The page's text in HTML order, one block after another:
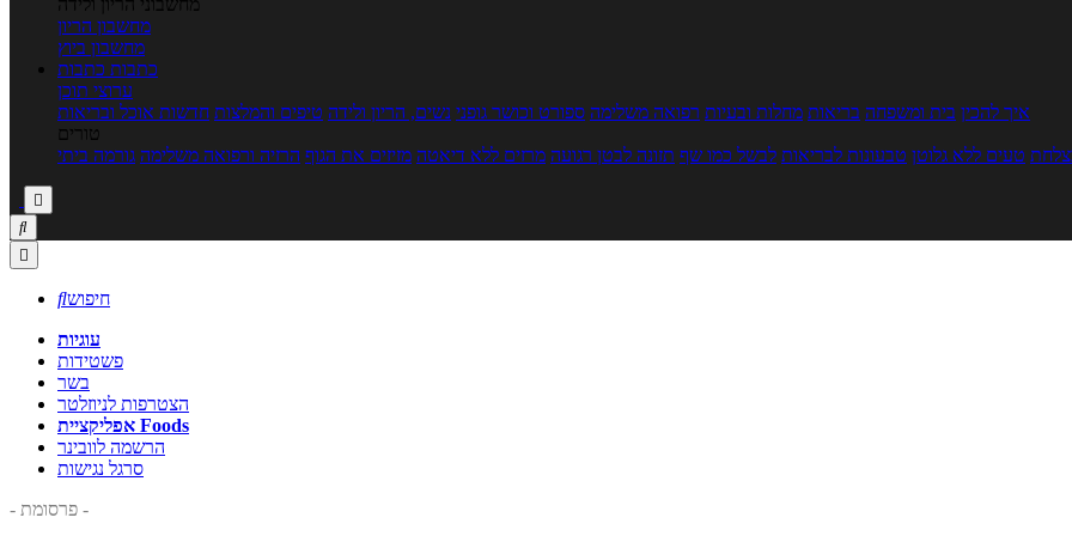
מחשבוני הריון ולידה
מחשבון הריון
מחשבון ביוץ
כתבות כתבות
ערוצי תוכן
איך להכין בית ומשפחה בריאות מחלות ובעיות רפואה משלימה ספורט וכושר גופני נשים, הריון ולידה טיפים והמלצות חדשות אוכל ובריאות
טורים
טעים ללא גלוטן טבעונות לבריאות לבשל כמו שף תזונה לבטן רגועה מרזים ללא דיאטה מזיזים את הגוף הרזיה ורפואה משלימה גורמה ביתי



חיפוש
עוגיות
פשטידות
בשר
הצטרפות לניוזלטר
אפליקציית Foods
הרשמה לוובינר
סרגל נגישות
- פרסומת -